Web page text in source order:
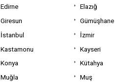
Edirne Elazığ
Giresun Gümüşhane
İstanbul İzmir
Kastamonu Kayseri
Konya Kütahya
Muğla Muş